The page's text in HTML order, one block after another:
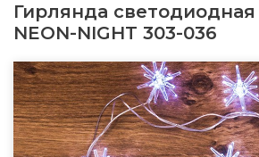
Гирлянда
NEON-NIGHT 303-036